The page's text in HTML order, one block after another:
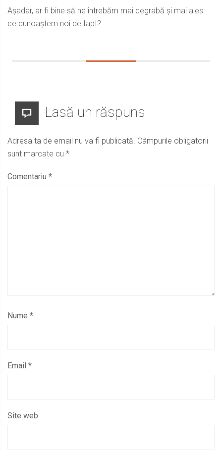
Așadar, ar fi bine să ne întrebăm mai degrabă și mai ales:
ce cunoaștem noi de fapt?
Lasă un răspuns
Adresa ta de email nu va fi publicată. Câmpurile obligatorii
sunt marcate cu *
Comentariu *
Nume *
Email *
Site web